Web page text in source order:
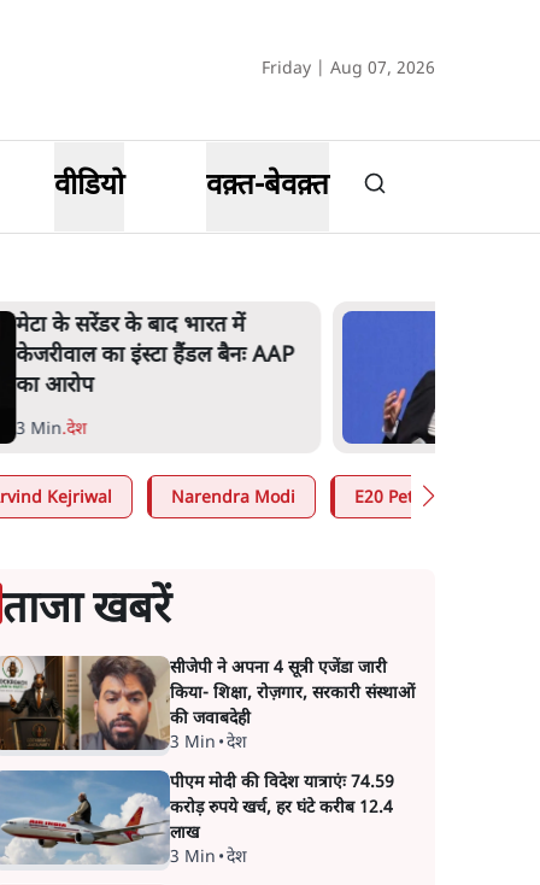
Friday | Aug 07, 2026
वीडियो वक़्त-बेवक़्त
संसदीय समिति-मेटा की बैठकः मार्क
ज़करबर्ग ने भारत सरकार से माफी
मांगी
5 Min.देश
Kejriwal Narendra Modi E20 Petrol Controversy
ताजा खबरें
सीजेपी ने अपना 4 सूत्री एजेंडा जारी
किया- शिक्षा, रोज़गार, सरकारी संस्थाओं
की जवाबदेही
3 Min •देश
पीएम मोदी की विदेश यात्राएंः 74.59
करोड़ रुपये खर्च, हर घंटे करीब 12.4
लाख
3 Min •देश